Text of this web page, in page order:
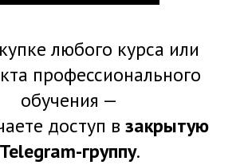
любого курса или
профессионального
обучения —
доступ в закрытую
Telegram-группу.